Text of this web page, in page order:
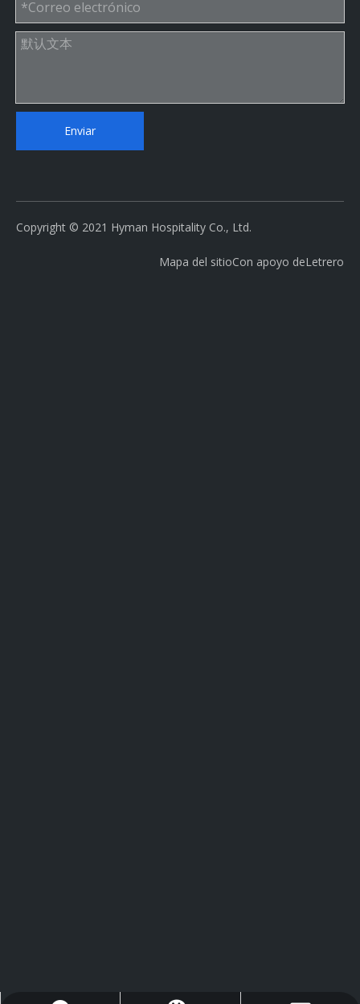
Enviar
Copyright © 2021 Hyman Hospitality Co., Ltd.
Mapa del sitioCon apoyo deLetrero